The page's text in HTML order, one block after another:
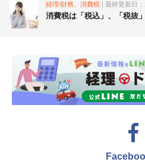
経理/財務、消費税 | 最終更新日
消費税は「税込」、「税抜